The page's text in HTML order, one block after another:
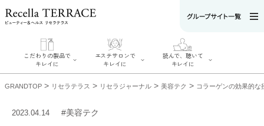
こだわりの製品で
キレイに
エステサロンで
キレイに
読んで、聴いて
キレイに
GRANDTOP > リセラテラス > リセラジャーナル > 美容テク > コラーゲンの効果的
2023.04.14 #美容テク